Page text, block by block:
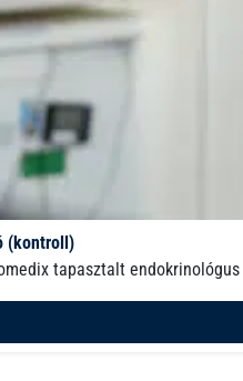
(kontroll)
tapasztalt